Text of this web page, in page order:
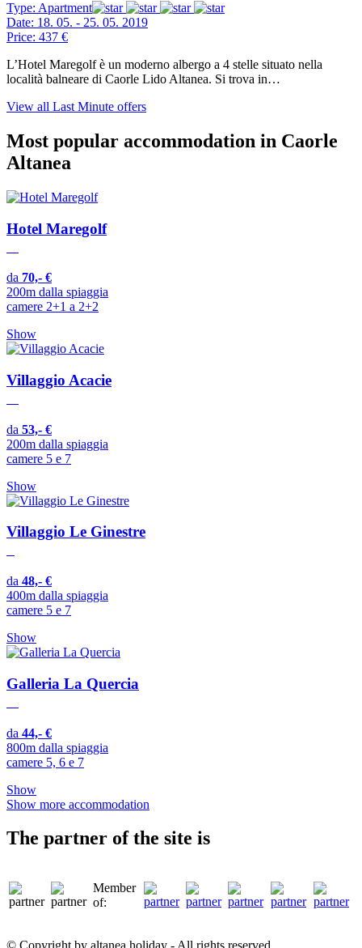
Type: Apartment
Date: 18. 05. - 25. 05. 2019
Price: 437 €
L’Hotel Maregolf è un moderno albergo a 4 stelle situato nella
località balneare di Caorle Lido Altanea. Si trova in…
View all Last Minute offers
Most popular accommodation in Caorle
Altanea
Hotel Maregolf
da 70,- €
200m dalla spiaggia
camere 2+1 a 2+2
Show
Villaggio Acacie
da 53,- €
200m dalla spiaggia
camere 5 e 7
Show
Villaggio Le Ginestre
da 48,- €
400m dalla spiaggia
camere 5 e 7
Show
Galleria La Quercia
da 44,- €
800m dalla spiaggia
camere 5, 6 e 7
Show
Show more accommodation
The partner of the site is
Member
of: